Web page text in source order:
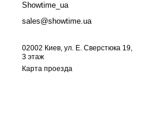
Showtime_ua
sales@showtime.ua
02002 Киев, ул. Е. Сверстюка 19,
3 этаж
Карта проезда